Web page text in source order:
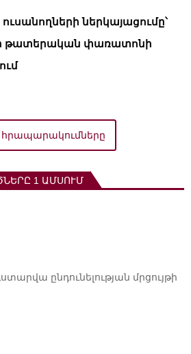
ներկայացումը՝
թատերական փառատոնի
հրապարակումները
1 ԱՄՍՈՒՄ
ընդունելության մրցույթի